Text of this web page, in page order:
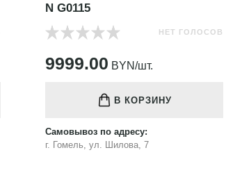
N G0115
НЕТ ГОЛОСОВ
9999.00 BYN/шт.
В КОРЗИНУ
Самовывоз по адресу:
г. Гомель, ул. Шилова, 7